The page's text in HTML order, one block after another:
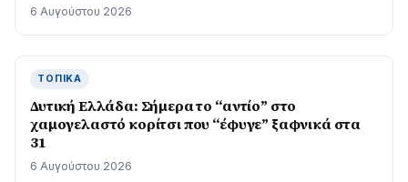
6 Αυγούστου 2026
ΤΟΠΙΚΆ
Δυτική Ελλάδα: Σήμερα το “αντίο” στο
χαμογελαστό κορίτσι που “έφυγε” ξαφνικά στα
31
6 Αυγούστου 2026